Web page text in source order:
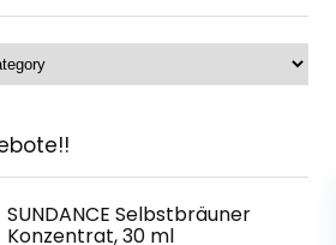
SUNDANCE Selbstbräuner
Konzentrat, 30 ml